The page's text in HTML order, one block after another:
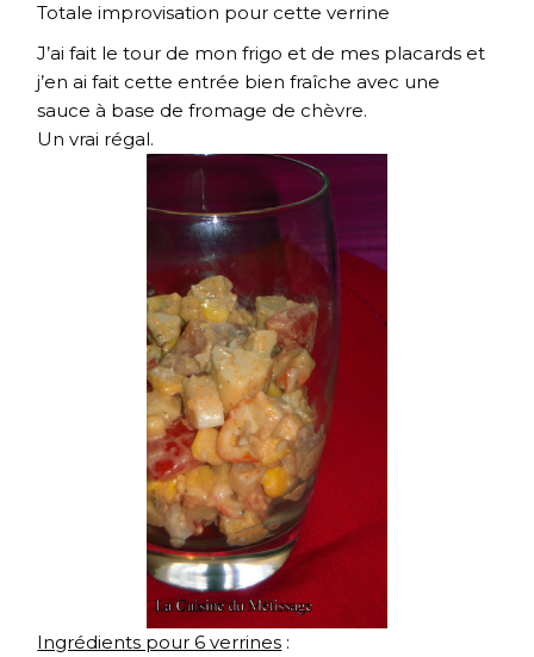
Totale improvisation pour cette verrine
J’ai fait le tour de mon frigo et de mes placards et
j’en ai fait cette entrée bien fraîche avec une
sauce à base de fromage de chèvre.
Un vrai régal.
Ingrédients pour 6 verrines :